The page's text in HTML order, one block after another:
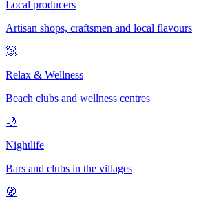
Local producers
Artisan shops, craftsmen and local flavours
🧖
Relax & Wellness
Beach clubs and wellness centres
🌙
Nightlife
Bars and clubs in the villages
🧭